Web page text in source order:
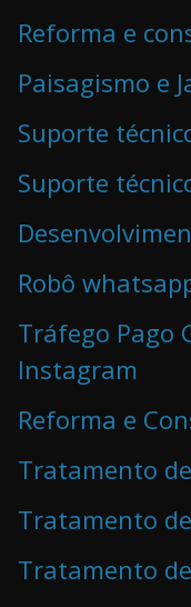
Reforma e
Paisagismo e
Suporte
Suporte
Robô
Tráfego Pago
Instagram
Reforma e
Tratamento
Tratamento
Tratamento